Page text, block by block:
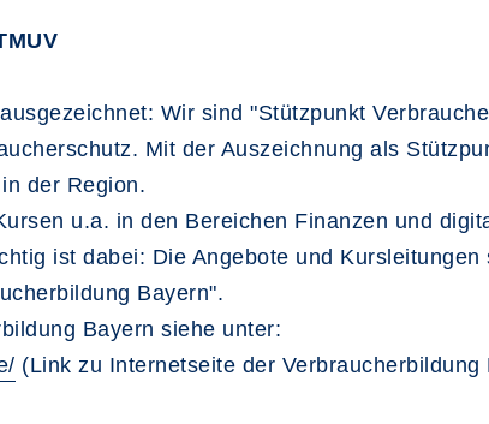
Wir sind "Stützpunkt
Mit der Auszeichnung als
der Region.
u.a. in den Bereichen Finanzen und
ist dabei: Die Angebote und
Bayern".
Bayern siehe unter:
(Link zu Internetseite der Verbraucherbildung